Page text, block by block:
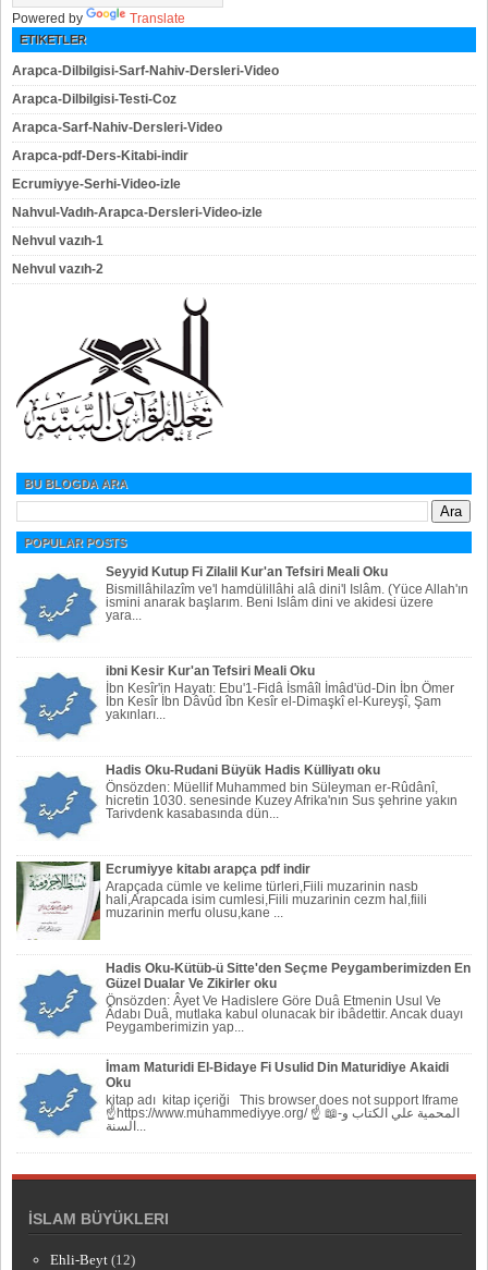
Powered by Translate
ETIKETLER
Arapca-Dilbilgisi-Sarf-Nahiv-Dersleri-Video
Arapca-Dilbilgisi-Testi-Coz
Arapca-Sarf-Nahiv-Dersleri-Video
Arapca-pdf-Ders-Kitabi-indir
Ecrumiyye-Serhi-Video-izle
Nahvul-Vadıh-Arapca-Dersleri-Video-izle
Nehvul vazıh-1
Nehvul vazıh-2
BU BLOGDA ARA
POPULAR POSTS
Seyyid Kutup Fi Zilalil Kur'an Tefsiri Meali Oku
Bismillâhilazîm ve'l hamdülillâhi alâ dini'l Islâm. (Yüce Allah'ın
ismini anarak başlarım. Beni Islâm dini ve akidesi üzere
yara...
ibni Kesir Kur'an Tefsiri Meali Oku
İbn Kesîr'in Hayatı: Ebu'1-Fidâ İsmâîl İmâd'üd-Din İbn Ömer
İbn Kesîr İbn Dâvûd îbn Kesîr el-Dimaşkî el-Kureyşî, Şam
yakınları...
Hadis Oku-Rudani Büyük Hadis Külliyatı oku
Önsözden: Müellif Muhammed bin Süleyman er-Rûdânî,
hicretin 1030. senesinde Kuzey Afrika'nın Sus şehrine yakın
Tarivdenk kasabasında dün...
Ecrumiyye kitabı arapça pdf indir
Arapçada cümle ve kelime türleri,Fiili muzarinin nasb
hali,Arapcada isim cumlesi,Fiili muzarinin cezm hal,fiili
muzarinin merfu olusu,kane ...
Hadis Oku-Kütüb-ü Sitte'den Seçme Peygamberimizden En
Güzel Dualar Ve Zikirler oku
Önsözden: Âyet Ve Hadislere Göre Duâ Etmenin Usul Ve
Âdabı Duâ, mutlaka kabul olunacak bir ibâdettir. Ancak duayı
Peygamberi­mizin yap...
İmam Maturidi El-Bidaye Fi Usulid Din Maturidiye Akaidi
Oku
kitap adı kitap içeriği This browser does not support Iframe
☝https://www.muhammediyye.org/ ☝ 📖-المحمية علي الكتاب و
İSLAM BÜYÜKLERI
Ehli-Beyt (12)